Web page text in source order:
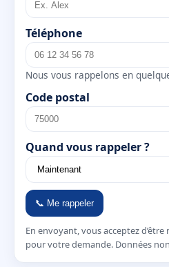
Téléphone
Nous vous rappelons en
Code postal
Quand vous rappeler ?
📞 Me rappeler
En envoyant, vous acceptez
pour votre demande. Données